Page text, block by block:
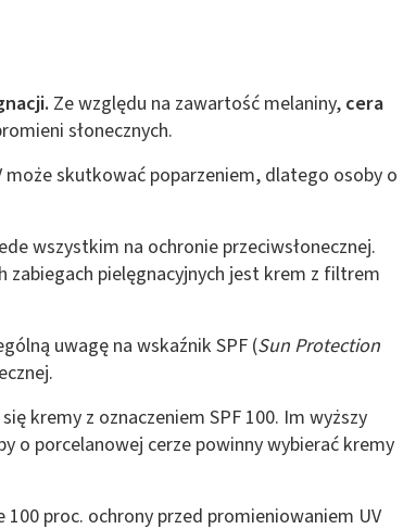
Ze względu na zawartość melaniny, cera
słonecznych.
skutkować poparzeniem, dlatego osoby o
wszystkim na ochronie przeciwsłonecznej.
pielęgnacyjnych jest krem z filtrem
uwagę na wskaźnik SPF (Sun Protection
kremy z oznaczeniem SPF 100. Im wyższy
o porcelanowej cerze powinny wybierać kremy
proc. ochrony przed promieniowaniem UV